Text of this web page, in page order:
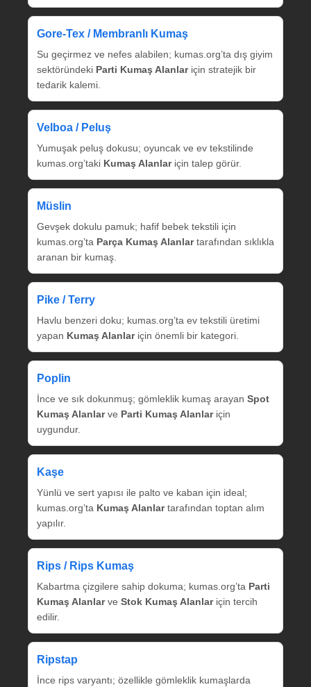
Gore‑Tex / Membranlı Kumaş
Su geçirmez ve nefes alabilen; kumas.org’ta dış giyim
sektöründeki Parti Kumaş Alanlariçin stratejik bir
tedarik kalemi.
Velboa / Peluş
Yumuşak peluş dokusu; oyuncak ve ev tekstilinde
kumas.org’taki Kumaş Alanlariçin talep görür.
Müslin
Gevşek dokulu pamuk; hafif bebek tekstili için
kumas.org’ta Parça Kumaş Alanlartarafından sıklıkla
aranan bir kumaş.
Pike / Terry
Havlu benzeri doku; kumas.org’ta ev tekstili üretimi
yapan Kumaş Alanlariçin önemli bir kategori.
Poplin
İnce ve sık dokunmuş; gömleklik kumaş arayan Spot
Kumaş Alanlarve Parti Kumaş Alanlariçin
uygundur.
Kaşe
Yünlü ve sert yapısı ile palto ve kaban için ideal;
kumas.org’ta Kumaş Alanlartarafından toptan alım
yapılır.
Rips / Rips Kumaş
Kabartma çizgilere sahip dokuma; kumas.org’ta Parti
Kumaş Alanlarve Stok Kumaş Alanlariçin tercih
edilir.
Ripstap
İnce rips varyantı; özellikle gömleklik kumaşlarda